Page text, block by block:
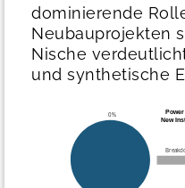
dominierende
Neubauprojekten
Nische
und synthetische